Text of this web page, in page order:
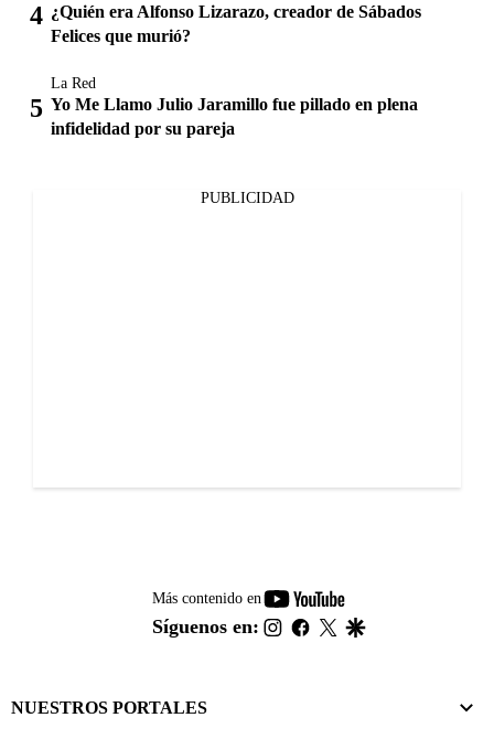
¿Quién era Alfonso Lizarazo, creador de Sábados
Felices que murió?
La Red
Yo Me Llamo Julio Jaramillo fue pillado en plena
infidelidad por su pareja
PUBLICIDAD
Más contenido en
youtube-
footer
Síguenos en: instagram
facebook
twitter
NUESTROS PORTALES